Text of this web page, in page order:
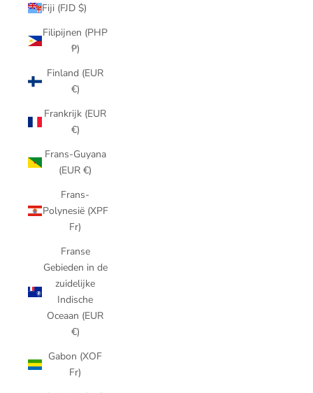
Fiji (FJD $)
Filipijnen (PHP
₱)
Finland (EUR
€)
Frankrijk (EUR
€)
Frans-Guyana
(EUR €)
Frans-
Polynesië (XPF
Fr)
Franse
Gebieden in de
zuidelijke
Indische
Oceaan (EUR
€)
Gabon (XOF
Fr)